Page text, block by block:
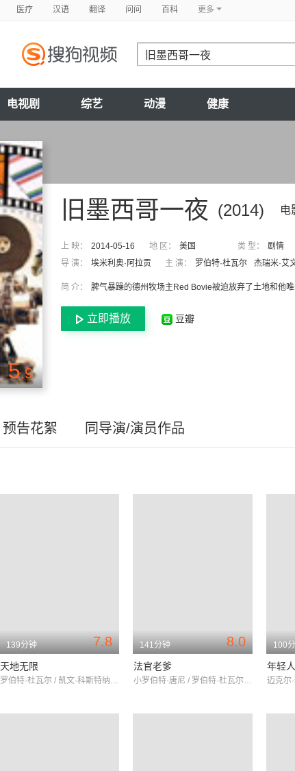
医疗 汉语 翻译 问问 百科 更多
电视剧 综艺 动漫 健康
5.9
(2014) 电
旧墨西哥一夜
上 映： 2014-05-16 地 区： 美国 类 型：
剧情
导 演：
埃米利奥·阿拉贡 主 演： 罗伯特·杜瓦尔 杰瑞米·艾
简 介： 脾气暴躁的德州牧场主Red Bovie被迫放弃了土地和他
立即播放 豆瓣
预告花絮 同导演/演员作品
7.8
139分钟
天地无限
罗伯特·杜瓦尔 / 凯文·科斯特纳 / 安妮特·贝宁
8.0
141分钟
法官老爹
小罗伯特·唐尼 / 罗伯特·杜瓦尔 / 维拉·法米加
100
年轻人